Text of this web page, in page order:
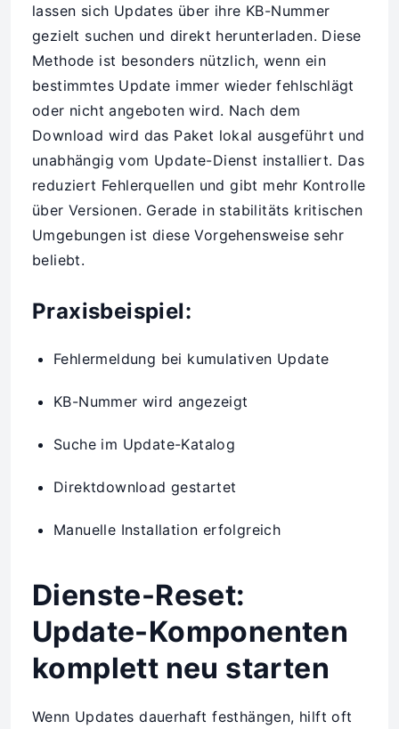
lassen sich Updates über ihre KB-Nummer
gezielt suchen und direkt herunterladen. Diese
Methode ist besonders nützlich, wenn ein
bestimmtes Update immer wieder fehlschlägt
oder nicht angeboten wird. Nach dem
Download wird das Paket lokal ausgeführt und
unabhängig vom Update-Dienst installiert. Das
reduziert Fehlerquellen und gibt mehr Kontrolle
über Versionen. Gerade in stabilitäts kritischen
Umgebungen ist diese Vorgehensweise sehr
beliebt.
Praxisbeispiel:
Fehlermeldung bei kumulativen Update
KB-Nummer wird angezeigt
Suche im Update-Katalog
Direktdownload gestartet
Manuelle Installation erfolgreich
Dienste-Reset:
Update-Komponenten
komplett neu starten
Wenn Updates dauerhaft festhängen, hilft oft